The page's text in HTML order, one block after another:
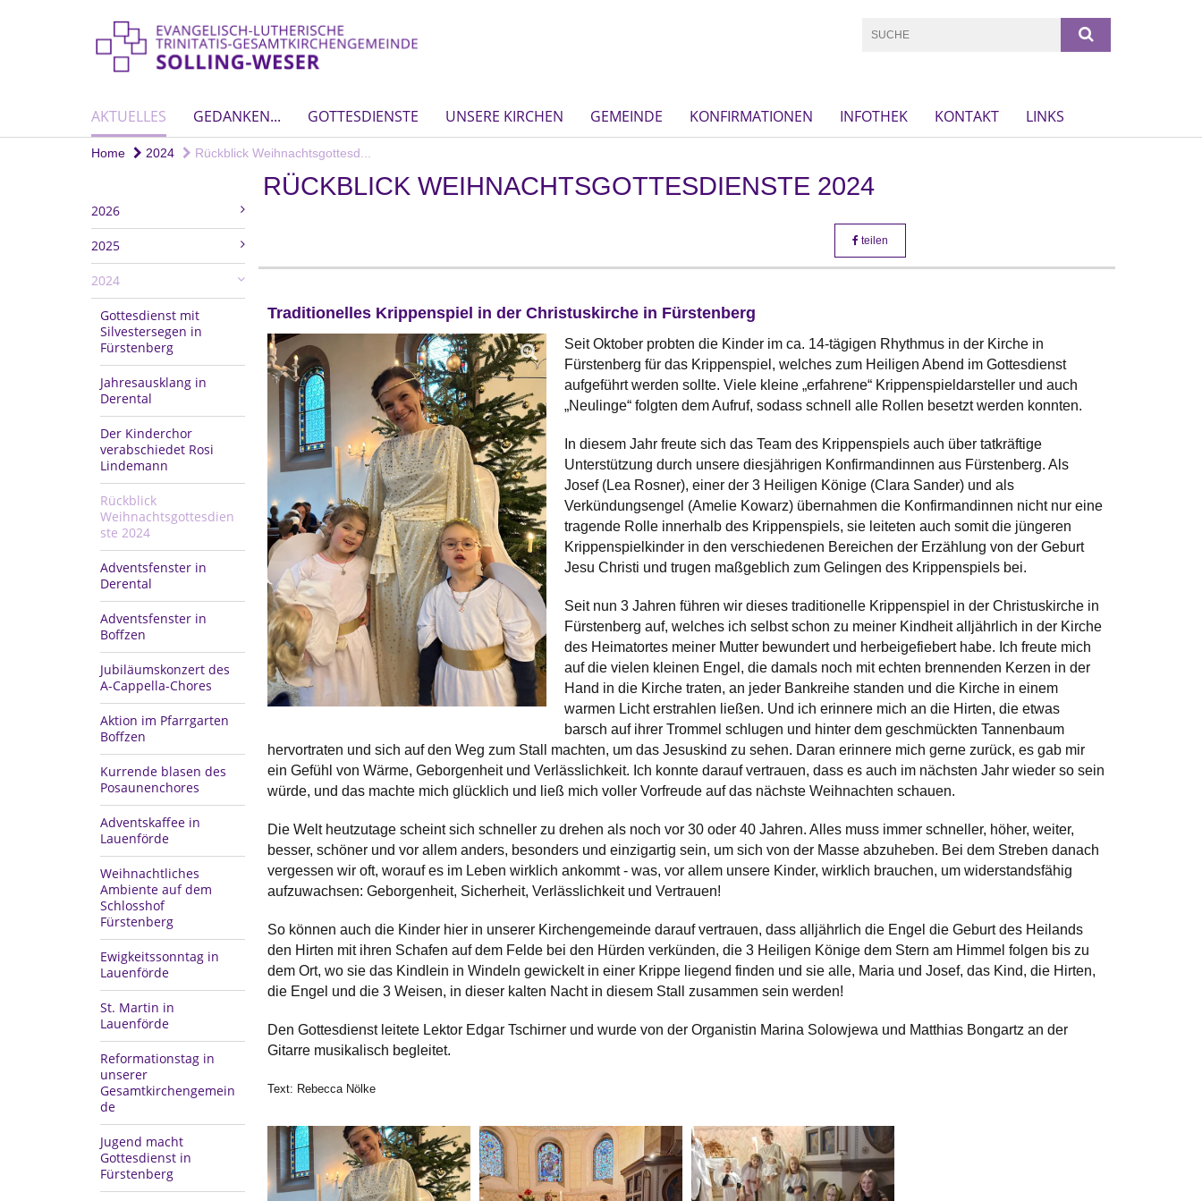
AKTUELLES GEDANKEN... GOTTESDIENSTE UNSERE KIRCHEN GEMEINDE KONFIRMATIONEN INFOTHEK KONTAKT LINKS
Home 2024 Rückblick Weihnachtsgottesd...
2026
2025
2024
Gottesdienst mit
Silvestersegen in
Fürstenberg
Jahresausklang in
Derental
Der Kinderchor
verabschiedet Rosi
Lindemann
Rückblick
Weihnachtsgottesdien
ste 2024
Adventsfenster in
Derental
Adventsfenster in
Boffzen
Jubiläumskonzert des
A-Cappella-Chores
Aktion im Pfarrgarten
Boffzen
Kurrende blasen des
Posaunenchores
Adventskaffee in
Lauenförde
Weihnachtliches
Ambiente auf dem
Schlosshof
Fürstenberg
Ewigkeitssonntag in
Lauenförde
St. Martin in
Lauenförde
Reformationstag in
unserer
Gesamtkirchengemein
de
Jugend macht
Gottesdienst in
Fürstenberg
RÜCKBLICK WEIHNACHTSGOTTESDIENSTE 2024
teilen
Traditionelles Krippenspiel in der Christuskirche in Fürstenberg
Seit Oktober probten die Kinder im ca. 14-tägigen Rhythmus in der Kirche in
Fürstenberg für das Krippenspiel, welches zum Heiligen Abend im Gottesdienst
aufgeführt werden sollte. Viele kleine „erfahrene“ Krippenspieldarsteller und auch
„Neulinge“ folgten dem Aufruf, sodass schnell alle Rollen besetzt werden konnten.
In diesem Jahr freute sich das Team des Krippenspiels auch über tatkräftige
Unterstützung durch unsere diesjährigen Konfirmandinnen aus Fürstenberg. Als
Josef (Lea Rosner), einer der 3 Heiligen Könige (Clara Sander) und als
Verkündungsengel (Amelie Kowarz) übernahmen die Konfirmandinnen nicht nur eine
tragende Rolle innerhalb des Krippenspiels, sie leiteten auch somit die jüngeren
Krippenspielkinder in den verschiedenen Bereichen der Erzählung von der Geburt
Jesu Christi und trugen maßgeblich zum Gelingen des Krippenspiels bei.
Seit nun 3 Jahren führen wir dieses traditionelle Krippenspiel in der Christuskirche in
Fürstenberg auf, welches ich selbst schon zu meiner Kindheit alljährlich in der Kirche
des Heimatortes meiner Mutter bewundert und herbeigefiebert habe. Ich freute mich
auf die vielen kleinen Engel, die damals noch mit echten brennenden Kerzen in der
Hand in die Kirche traten, an jeder Bankreihe standen und die Kirche in einem
warmen Licht erstrahlen ließen. Und ich erinnere mich an die Hirten, die etwas
barsch auf ihrer Trommel schlugen und hinter dem geschmückten Tannenbaum
hervortraten und sich auf den Weg zum Stall machten, um das Jesuskind zu sehen. Daran erinnere mich gerne zurück, es gab mir
ein Gefühl von Wärme, Geborgenheit und Verlässlichkeit. Ich konnte darauf vertrauen, dass es auch im nächsten Jahr wieder so sein
würde, und das machte mich glücklich und ließ mich voller Vorfreude auf das nächste Weihnachten schauen.
Die Welt heutzutage scheint sich schneller zu drehen als noch vor 30 oder 40 Jahren. Alles muss immer schneller, höher, weiter,
besser, schöner und vor allem anders, besonders und einzigartig sein, um sich von der Masse abzuheben. Bei dem Streben danach
vergessen wir oft, worauf es im Leben wirklich ankommt - was, vor allem unsere Kinder, wirklich brauchen, um widerstandsfähig
aufzuwachsen: Geborgenheit, Sicherheit, Verlässlichkeit und Vertrauen!
So können auch die Kinder hier in unserer Kirchengemeinde darauf vertrauen, dass alljährlich die Engel die Geburt des Heilands
den Hirten mit ihren Schafen auf dem Felde bei den Hürden verkünden, die 3 Heiligen Könige dem Stern am Himmel folgen bis zu
dem Ort, wo sie das Kindlein in Windeln gewickelt in einer Krippe liegend finden und sie alle, Maria und Josef, das Kind, die Hirten,
die Engel und die 3 Weisen, in dieser kalten Nacht in diesem Stall zusammen sein werden!
Den Gottesdienst leitete Lektor Edgar Tschirner und wurde von der Organistin Marina Solowjewa und Matthias Bongartz an der
Gitarre musikalisch begleitet.
Text: Rebecca Nölke